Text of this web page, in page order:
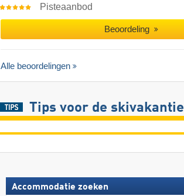
Pisteaanbod
Beoordeling
Alle beoordelingen
Tips voor de skivakantie
Accommodatie zoeken